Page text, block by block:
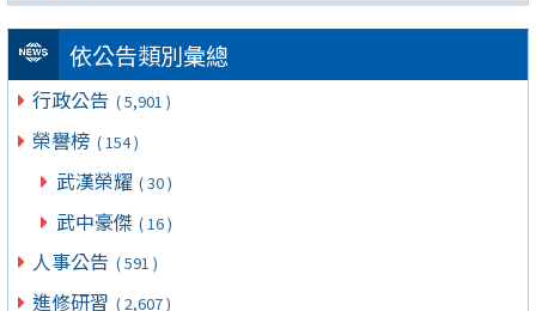
依公告類別彙總
行政公告 ( 5,901 )
榮譽榜 ( 154 )
武漢榮耀 ( 30 )
武中豪傑 ( 16 )
人事公告 ( 591 )
進修研習 ( 2,607 )